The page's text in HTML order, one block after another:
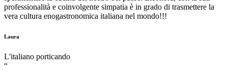
professionalità e coinvolgente simpatia è in grado di trasmettere la
vera cultura enogastronomica italiana nel mondo!!!
Laura
L'italiano porticando
“